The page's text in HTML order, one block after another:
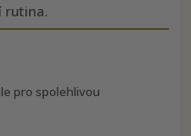
rutina.
pro spolehlivou